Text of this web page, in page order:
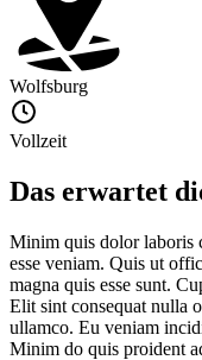
Wolfsburg
Vollzeit
Das erwartet
Minim quis dolor laboris
esse veniam. Quis ut
magna quis esse sunt.
Elit sint consequat nulla
ullamco. Eu veniam
Minim do quis proident